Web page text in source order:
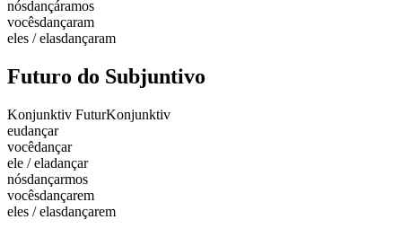
nósdançáramos
vocêsdançaram
eles / elasdançaram
Futuro do Subjuntivo
Konjunktiv FuturKonjunktiv
eudançar
vocêdançar
ele / eladançar
nósdançarmos
vocêsdançarem
eles / elasdançarem